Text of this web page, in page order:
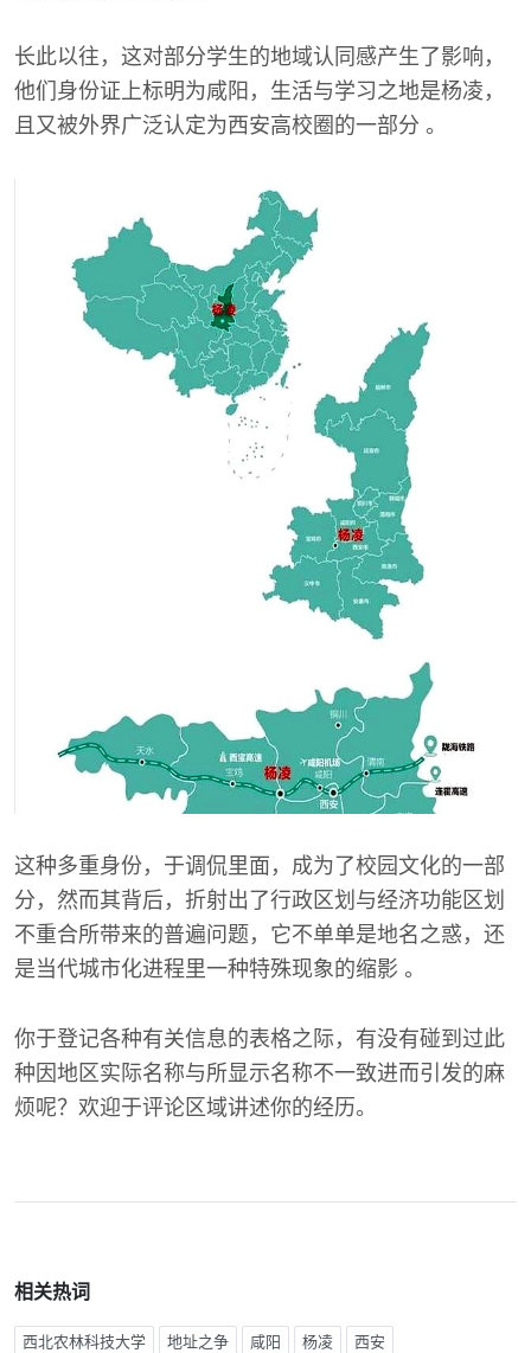
长此以往，这对部分学生的地域认同感产生了影响，
他们身份证上标明为咸阳，生活与学习之地是杨凌，
且又被外界广泛认定为西安高校圈的一部分 。
这种多重身份，于调侃里面，成为了校园文化的一部
分，然而其背后，折射出了行政区划与经济功能区划
不重合所带来的普遍问题，它不单单是地名之惑，还
是当代城市化进程里一种特殊现象的缩影 。
你于登记各种有关信息的表格之际，有没有碰到过此
种因地区实际名称与所显示名称不一致进而引发的麻
烦呢？欢迎于评论区域讲述你的经历。
相关热词
西北农林科技大学 地址之争 咸阳 杨凌 西安